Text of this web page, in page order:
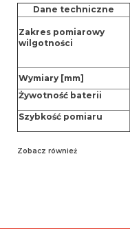
Dane techniczne
Zakres pomiarowy
wilgotności
Wymiary [mm]
Żywotność baterii
Szybkość pomiaru
Zobacz również